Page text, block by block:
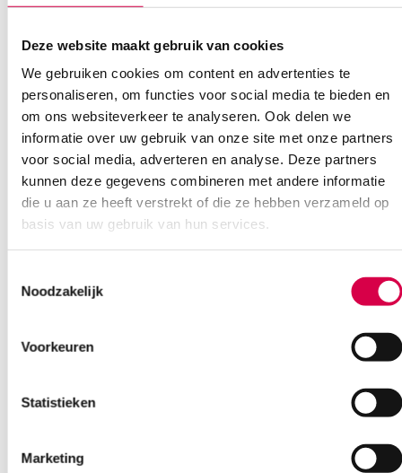
Deze website maakt gebruik van cookies
We gebruiken cookies om content en advertenties te
personaliseren, om functies voor social media te bieden en
om ons websiteverkeer te analyseren. Ook delen we
informatie over uw gebruik van onze site met onze partners
voor social media, adverteren en analyse. Deze partners
kunnen deze gegevens combineren met andere informatie
die u aan ze heeft verstrekt of die ze hebben verzameld op
basis van uw gebruik van hun services.
Noodzakelijk
Voorkeuren
Statistieken
Marketing
Ook interessant
Hegar-Ohlsen naaldvoerder met schaar, 17cm
(1)